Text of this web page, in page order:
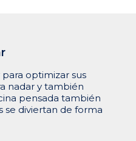
optimizar sus
nadar y también
pensada también
se diviertan de forma